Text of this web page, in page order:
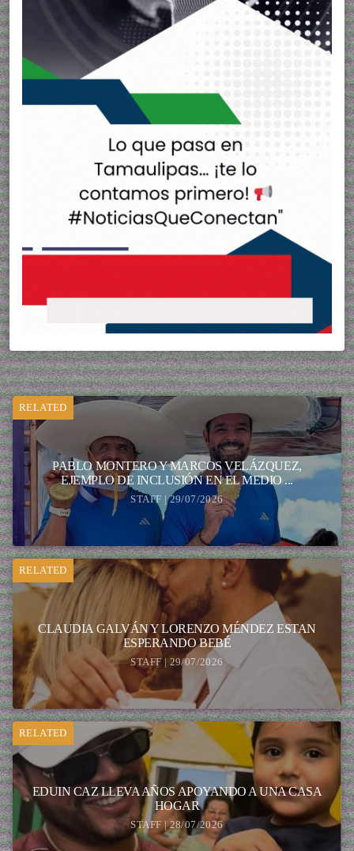
RELATED
PABLO MONTERO Y MARCOS VELÁZQUEZ,
EJEMPLO DE INCLUSIÓN EN EL MEDIO ...
STAFF | 29/07/2026
RELATED
CLAUDIA GALVÁN Y LORENZO MÉNDEZ ESTAN
ESPERANDO BEBÉ
STAFF | 29/07/2026
RELATED
EDUIN CAZ LLEVA AÑOS APOYANDO A UNA CASA
HOGAR
STAFF | 28/07/2026